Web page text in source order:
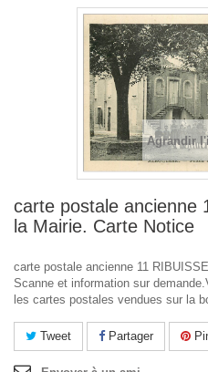
Agrandir
carte postale ancienne
la Mairie. Carte Notice
carte postale ancienne 11
Scanne et information sur
les cartes postales vendues sur la
Tweet Partager